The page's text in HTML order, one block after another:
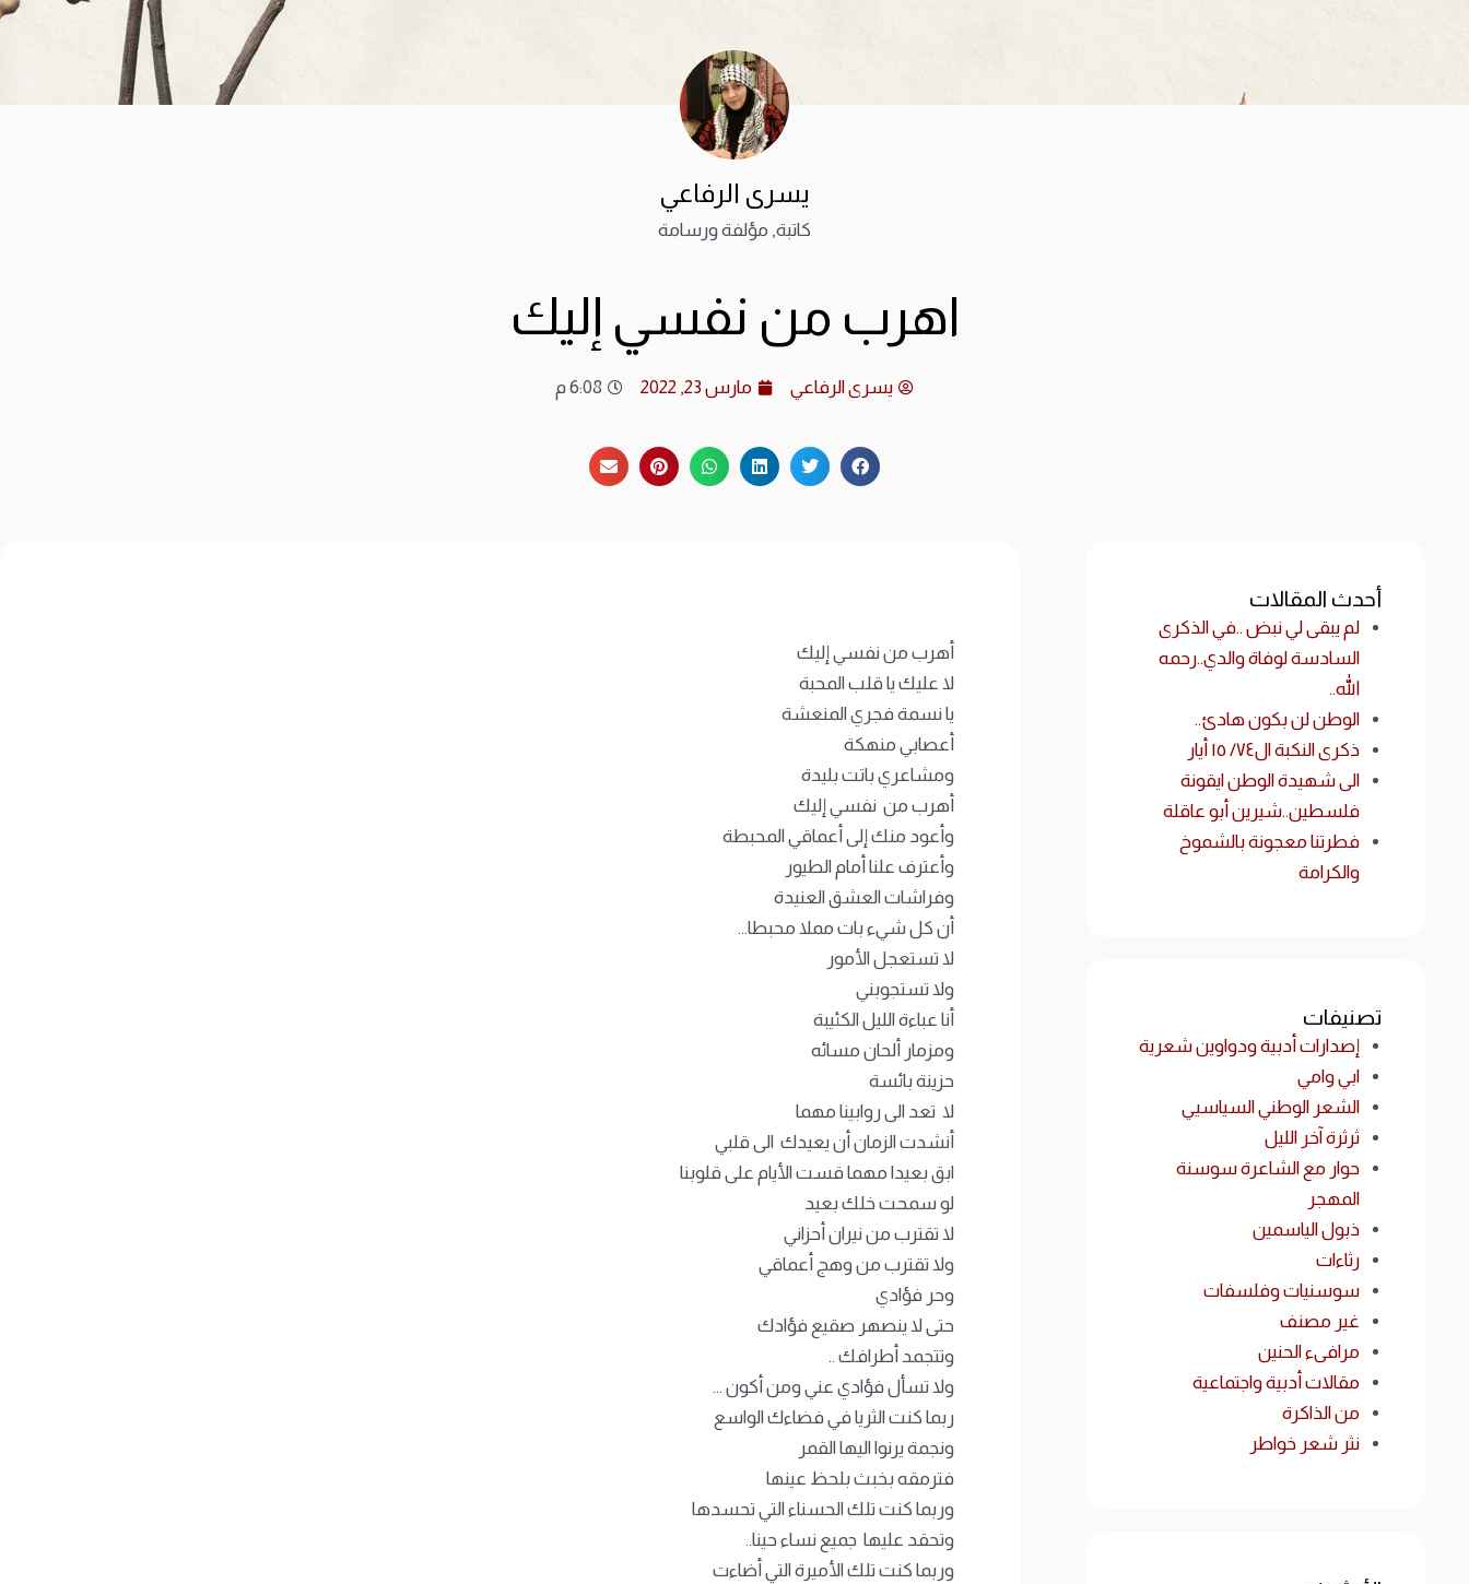
يسرى الرفاعي
كاتبة, مؤلفة ورسامة
اهرب من نفسي إليك
يسرى الرفاعي مارس 23, 2022 6:08 م
أحدث المقالات
لم يبقى لي نبض ..في الذكرى
السادسة لوفاة والدي..رحمه
الله..
الوطن لن بكون هادئ..
ذكرى النكبة ال٧٤/ ١٥ أيار
الى شهيدة الوطن ايقونة
فلسطين..شيرين أبو عاقلة
فطرتنا معجونة بالشموخ
والكرامة
تصنيفات
إصدارات أدبية ودواوين شعرية
ابي وامي
الشعر الوطني السياسيي
ثرثرة آخر الليل
حوار مع الشاعرة سوسنة
المهجر
ذبول الياسمين
رثاءات
سوسنيات وفلسفات
غير مصنف
مرافىء الحنين
مقالات أدبية واجتماعية
من الذاكرة
نثر شعر خواطر
أهرب من نفسي إليك
لا عليك يا قلب المحبة
يا نسمة فجري المنعشة
أعصابي منهكة
ومشاعري باتت بليدة
أهرب من نفسي إليك
وأعود منك إلى أعماقي المحبطة
وأعترف علنا أمام الطيور
وفراشات العشق العنيدة
أن كل شيء بات مملا محبطا…
لا تستعجل الأمور
ولا تستجوبني
أنا عباءة الليل الكئيبة
ومزمار ألحان مسائه
حزينة بائسة
لا تعد الى روابينا مهما
أنشدت الزمان أن يعيدك الى قلبي
ابق بعيدا مهما قست الأيام على قلوبنا
لو سمحت خلك بعيد
لا تقترب من نيران أحزاني
ولا تقترب من وهج أعماقي
وحر فؤادي
حتى لا ينصهر صقيع فؤادك
وتتجمد أطرافك ..
ولا تسأل فؤادي عني ومن أكون …
ربما كنت الثريا في فضاءك الواسع
ونجمة يرنوا اليها القمر
فترمقه بخبث بلحظ عينها
وربما كنت تلك الحسناء التي تحسدها
وتحقد عليها جميع نساء حينا..
وربما كنت تلك الأميرة التي أضاءت